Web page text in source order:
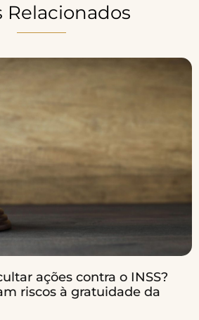
Relacionados
ações contra o INSS?
riscos à gratuidade da